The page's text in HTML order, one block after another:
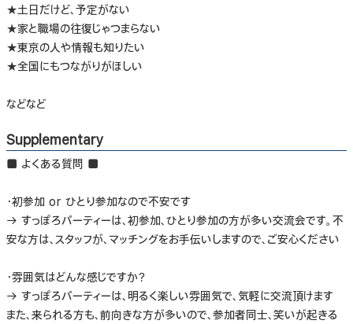
★土日だけど、予定がない
★家と職場の往復じゃつまらない
★東京の人や情報も知りたい
★全国にもつながりがほしい
などなど
Supplementary
■ よくある質問 ■
・初参加 or ひとり参加なので不安です
→ すっぽろパーティーは、初参加、ひとり参加の方が多い交流会です。不
安な方は、スタッフが、マッチングをお手伝いしますので、ご安心ください
・雰囲気はどんな感じですか？
→ すっぽろパーティーは、明るく楽しい雰囲気で、気軽に交流頂けます
また、来られる方も、前向きな方が多いので、参加者同士、笑いが起きる